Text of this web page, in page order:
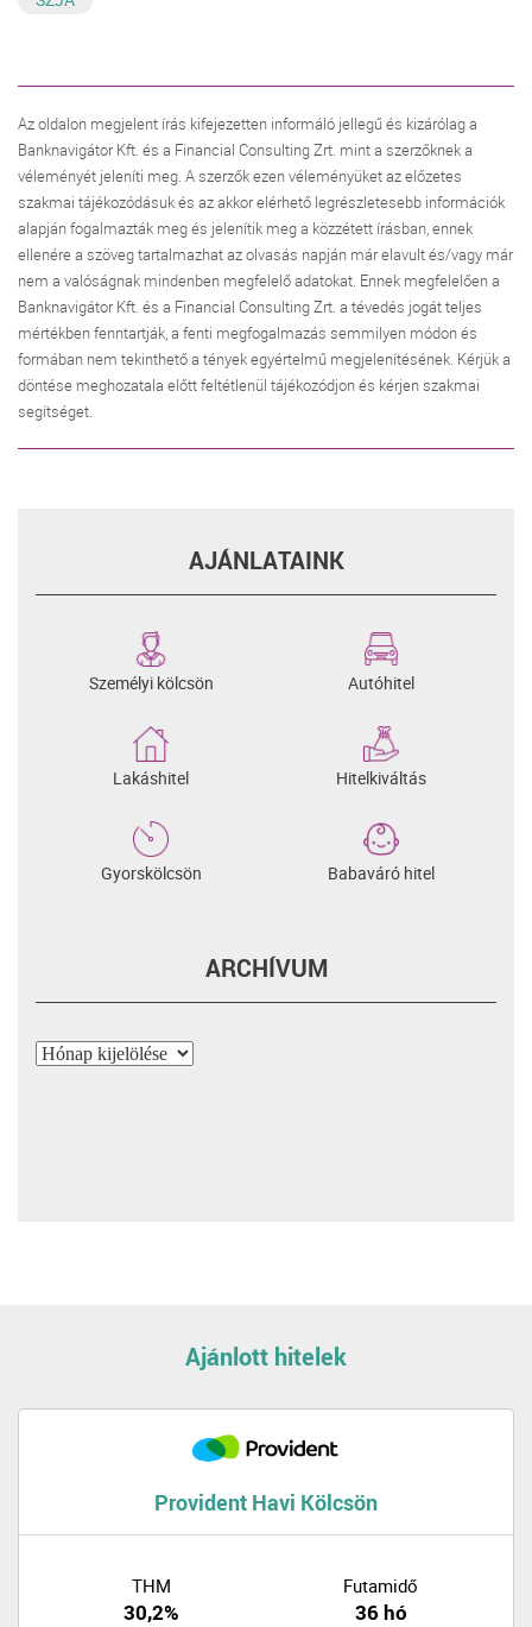
Az oldalon megjelent írás kifejezetten informáló jellegű és kizárólag a
Banknavigátor Kft. és a Financial Consulting Zrt. mint a szerzőknek a
véleményét jeleníti meg. A szerzők ezen véleményüket az előzetes
szakmai tájékozódásuk és az akkor elérhető legrészletesebb információk
alapján fogalmazták meg és jelenítik meg a közzétett írásban, ennek
ellenére a szöveg tartalmazhat az olvasás napján már elavult és/vagy már
nem a valóságnak mindenben megfelelő adatokat. Ennek megfelelően a
Banknavigátor Kft. és a Financial Consulting Zrt. a tévedés jogát teljes
mértékben fenntartják, a fenti megfogalmazás semmilyen módon és
formában nem tekinthető a tények egyértelmű megjelenítésének. Kérjük a
döntése meghozatala előtt feltétlenül tájékozódjon és kérjen szakmai
segítséget.
AJÁNLATAINK
Személyi kölcsön Autóhitel
Lakáshitel Hitelkiváltás
Gyorskölcsön Babaváró hitel
ARCHÍVUM
Archívum
Ajánlott hitelek
Provident Havi Kölcsön
THM
30,2%
Futamidő
36 hó